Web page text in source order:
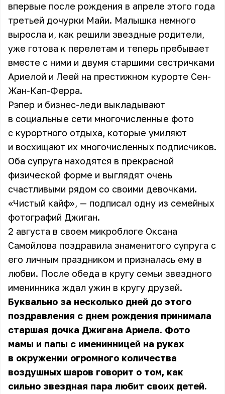
впервые после рождения в апреле этого года
третьей дочурки Майи. Малышка немного
выросла и, как решили звездные родители,
уже готова к перелетам и теперь пребывает
вместе с ними и двумя старшими сестричками
Ариелой и Леей на престижном курорте Сен-
Жан-Кап-Ферра.
Рэпер и бизнес-леди выкладывают
в социальные сети многочисленные фото
с курортного отдыха, которые умиляют
и восхищают их многочисленных подписчиков.
Оба супруга находятся в прекрасной
физической форме и выглядят очень
счастливыми рядом со своими девочками.
«Чистый кайф», — подписал одну из семейных
фотографий Джиган.
2 августа в своем микроблоге Оксана
Самойлова поздравила знаменитого супруга с
его личным праздником и призналась ему в
любви. После обеда в кругу семьи звездного
именинника ждал ужин в кругу друзей.
Буквально за несколько дней до этого
поздравления с днем рождения принимала
старшая дочка Джигана Ариела. Фото
мамы и папы с именинницей на руках
в окружении огромного количества
воздушных шаров говорит о том, как
сильно звездная пара любит своих детей.